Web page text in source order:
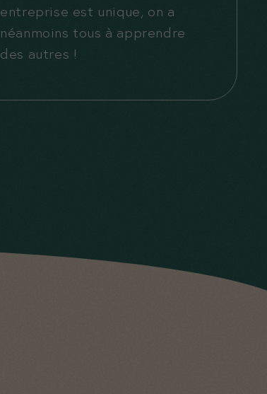
entreprise est unique, on a
néanmoins tous à apprendre
des autres !